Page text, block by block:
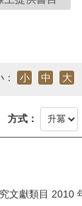
小 中 大
方式：
文獻類目 2010